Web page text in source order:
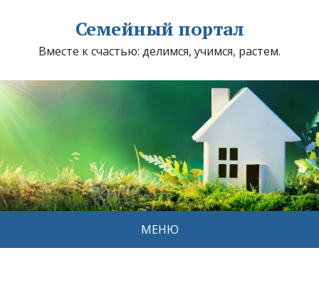
Семейный портал
Вместе к счастью: делимся, учимся, растем.
МЕНЮ